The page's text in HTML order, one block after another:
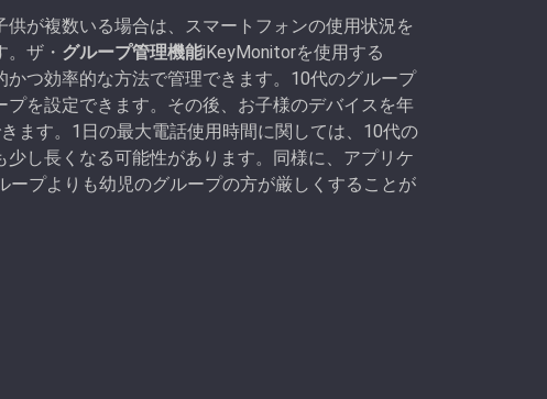
が複数いる場合は、スマートフォンの使用状況を
ザ・ グループ管理機能iKeyMonitorを使用する
つ効率的な方法で管理できます。10代のグループ
を設定できます。その後、お子様のデバイスを年
ます。1日の最大電話使用時間に関しては、10代の
し長くなる可能性があります。同様に、アプリケ
プよりも幼児のグループの方が厳しくすることが